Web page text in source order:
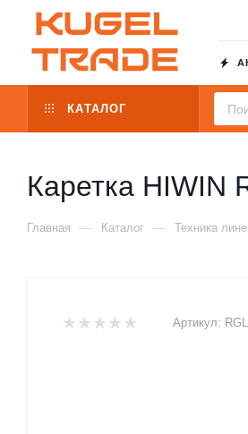
КАТАЛОГ
Каретка HIWIN
Главная — Каталог — Техника
Артикул: